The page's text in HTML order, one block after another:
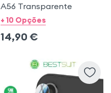
A56 Transparente
+ 10 Opções
14,90 €